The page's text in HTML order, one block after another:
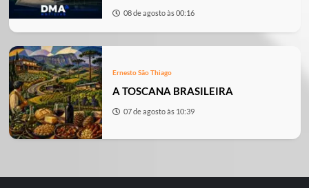
08 de agosto às 00:16
Ernesto São Thiago
A TOSCANA BRASILEIRA
07 de agosto às 10:39